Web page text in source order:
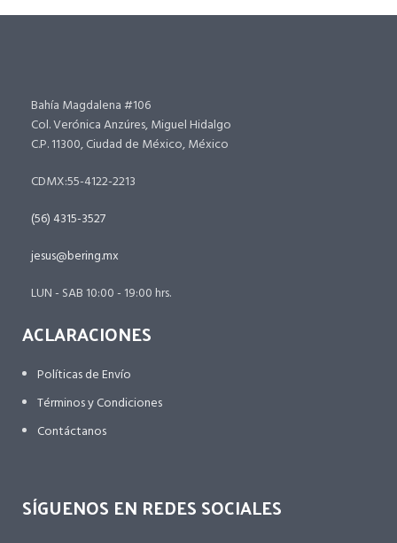
Bahía Magdalena #106
Col. Verónica Anzúres, Miguel Hidalgo
C.P. 11300, Ciudad de México, México
CDMX:55-4122-2213
(56) 4315-3527
jesus@bering.mx
LUN - SAB 10:00 - 19:00 hrs.
ACLARACIONES
Políticas de Envío
Términos y Condiciones
Contáctanos
SÍGUENOS EN REDES SOCIALES